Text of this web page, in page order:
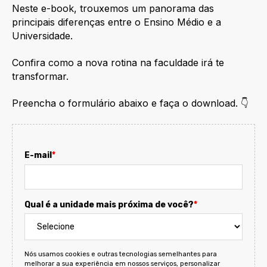
Neste e-book, trouxemos um panorama das
principais diferenças entre o Ensino Médio e a
Universidade.
Confira como a nova rotina na faculdade irá te
transformar.
Preencha o formulário abaixo e faça o download. 👇
E-mail *
Qual é a unidade mais próxima de você?*
Nós usamos cookies e outras tecnologias semelhantes para
melhorar a sua experiência em nossos serviços, personalizar